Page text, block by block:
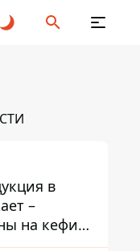
в
–
на кефир